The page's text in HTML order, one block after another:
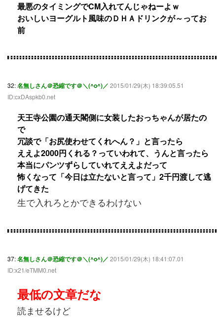
最悪のタイミングでCM入れてんじゃねーよｗ
おいしいヨーグルト風味のＤＨＡドリンクが～ってお
前
32:名無しさん＠恐縮です＠＼(^o^)／ 2015/01/29(木) 18:39:05.51
ID:cxDAspkb0.net
天王寺公園の通天閣側に女装したおっちゃんが居たの
で
冗談で「お尻使わせてくれへん？」と言ったら
ええよ2000円くれる？っていわれて、うんと言ったら
本当にパンツずらしていれてええよだって
怖くなって「今日は立たないと言って」2千円渡して逃
げてきた
生で入れろとかできるわけない
37:名無しさん＠恐縮です＠＼(^o^)／ 2015/01/29(木) 18:41:07.01
ID:x21/eTMM0.net
最低の文章だな
読ませるけど